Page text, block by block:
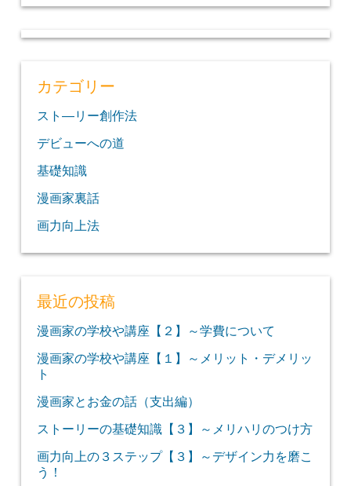
索:
カテゴリー
スト―リー創作法
デビューへの道
基礎知識
漫画家裏話
画力向上法
最近の投稿
漫画家の学校や講座【２】～学費について
漫画家の学校や講座【１】～メリット・デメリッ
ト
漫画家とお金の話（支出編）
ストーリーの基礎知識【３】～メリハリのつけ方
画力向上の３ステップ【３】～デザイン力を磨こ
う！